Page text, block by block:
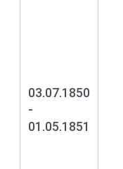
03.07.1850
-
01.05.1851